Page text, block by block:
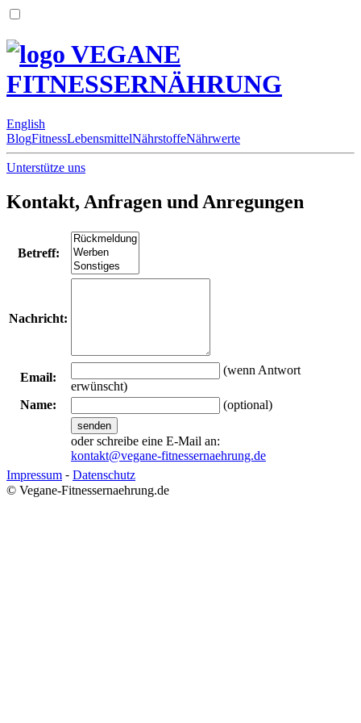
VEGANE
FITNESSERNÄHRUNG
English
BlogFitnessLebensmittelNährstoffeNährwerte
Unterstütze uns
Kontakt, Anfragen und Anregungen
Betreff:
Nachricht:
Email:
(wenn Antwort
erwünscht)
Name:
(optional)
senden
oder schreibe eine E-Mail an:
kontakt@vegane-fitnessernaehrung.de
Impressum ⁃ Datenschutz
© Vegane-Fitnessernaehrung.de